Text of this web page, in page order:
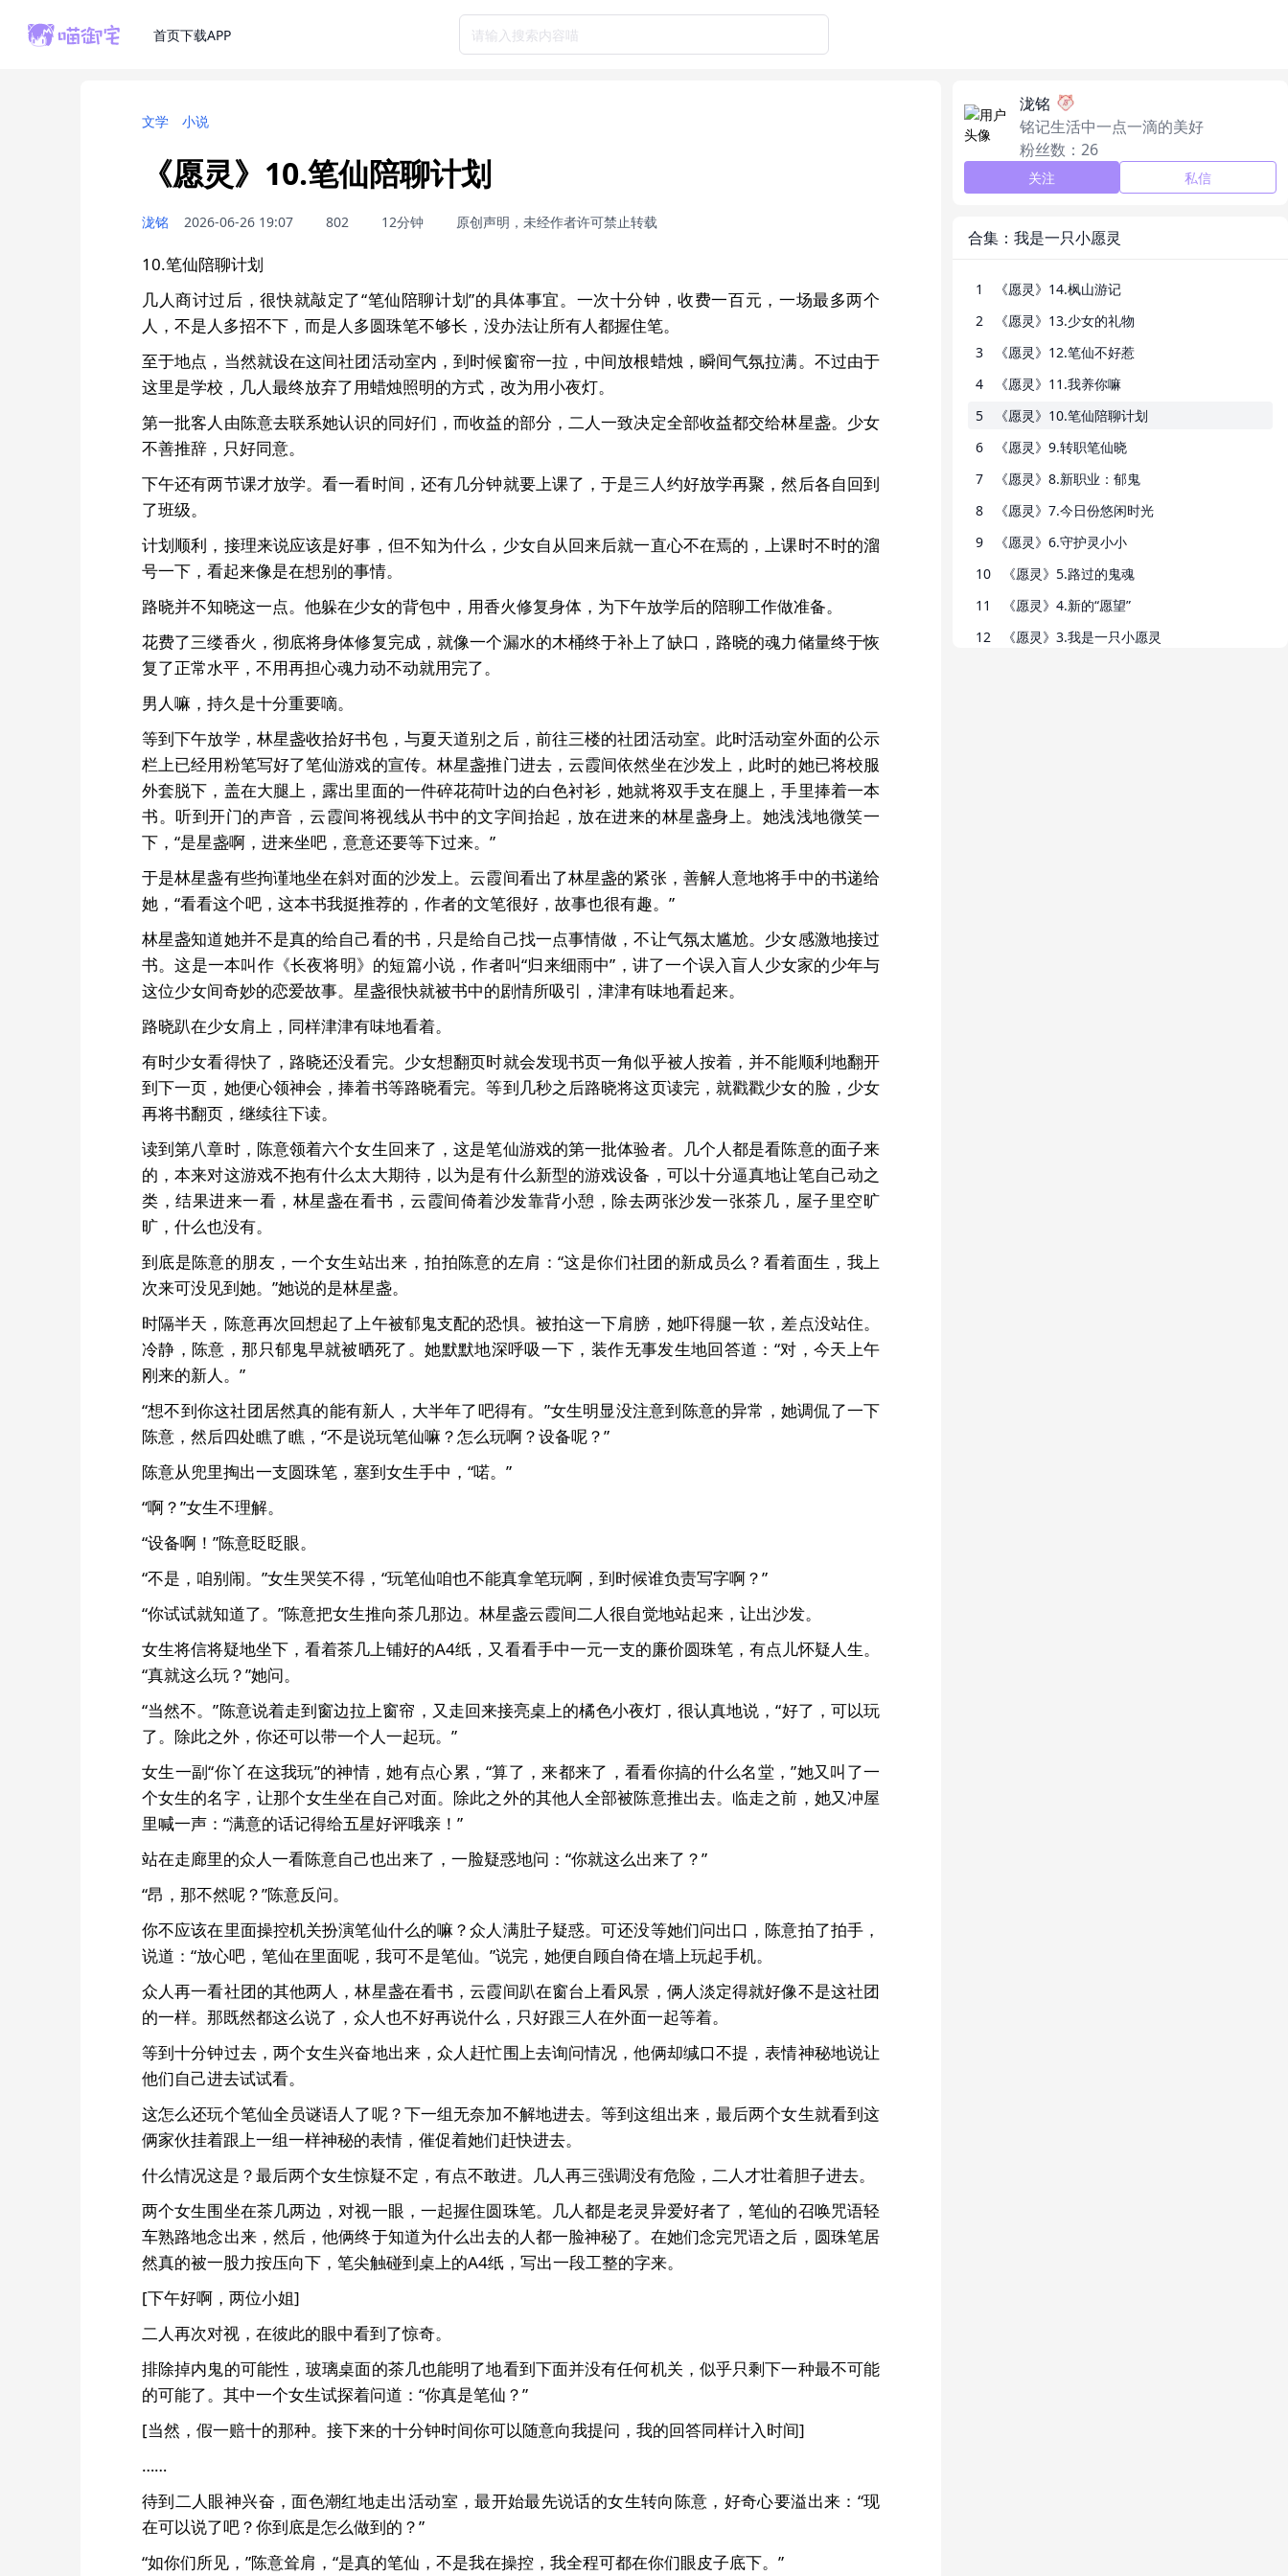
首页下载APP 请输入搜索内容喵
文学 小说
《愿灵》10.笔仙陪聊计划
泷铭 2026-06-26 19:07 802 12分钟 原创声明，未经作者许可禁止转载
10.笔仙陪聊计划
几人商讨过后，很快就敲定了“笔仙陪聊计划”的具体事宜。一次十分钟，收费一百元，一场最多两个
人，不是人多招不下，而是人多圆珠笔不够长，没办法让所有人都握住笔。
至于地点，当然就设在这间社团活动室内，到时候窗帘一拉，中间放根蜡烛，瞬间气氛拉满。不过由于
这里是学校，几人最终放弃了用蜡烛照明的方式，改为用小夜灯。
第一批客人由陈意去联系她认识的同好们，而收益的部分，二人一致决定全部收益都交给林星盏。少女
不善推辞，只好同意。
下午还有两节课才放学。看一看时间，还有几分钟就要上课了，于是三人约好放学再聚，然后各自回到
了班级。
计划顺利，接理来说应该是好事，但不知为什么，少女自从回来后就一直心不在焉的，上课时不时的溜
号一下，看起来像是在想别的事情。
路晓并不知晓这一点。他躲在少女的背包中，用香火修复身体，为下午放学后的陪聊工作做准备。
花费了三缕香火，彻底将身体修复完成，就像一个漏水的木桶终于补上了缺口，路晓的魂力储量终于恢
复了正常水平，不用再担心魂力动不动就用完了。
男人嘛，持久是十分重要嘀。
等到下午放学，林星盏收拾好书包，与夏天道别之后，前往三楼的社团活动室。此时活动室外面的公示
栏上已经用粉笔写好了笔仙游戏的宣传。林星盏推门进去，云霞间依然坐在沙发上，此时的她已将校服
外套脱下，盖在大腿上，露出里面的一件碎花荷叶边的白色衬衫，她就将双手支在腿上，手里捧着一本
书。听到开门的声音，云霞间将视线从书中的文字间抬起，放在进来的林星盏身上。她浅浅地微笑一
下，“是星盏啊，进来坐吧，意意还要等下过来。”
于是林星盏有些拘谨地坐在斜对面的沙发上。云霞间看出了林星盏的紧张，善解人意地将手中的书递给
她，“看看这个吧，这本书我挺推荐的，作者的文笔很好，故事也很有趣。”
林星盏知道她并不是真的给自己看的书，只是给自己找一点事情做，不让气氛太尴尬。少女感激地接过
书。这是一本叫作《长夜将明》的短篇小说，作者叫“归来细雨中”，讲了一个误入盲人少女家的少年与
这位少女间奇妙的恋爱故事。星盏很快就被书中的剧情所吸引，津津有味地看起来。
路晓趴在少女肩上，同样津津有味地看着。
有时少女看得快了，路晓还没看完。少女想翻页时就会发现书页一角似乎被人按着，并不能顺利地翻开
到下一页，她便心领神会，捧着书等路晓看完。等到几秒之后路晓将这页读完，就戳戳少女的脸，少女
再将书翻页，继续往下读。
读到第八章时，陈意领着六个女生回来了，这是笔仙游戏的第一批体验者。几个人都是看陈意的面子来
的，本来对这游戏不抱有什么太大期待，以为是有什么新型的游戏设备，可以十分逼真地让笔自己动之
类，结果进来一看，林星盏在看书，云霞间倚着沙发靠背小憩，除去两张沙发一张茶几，屋子里空旷
旷，什么也没有。
到底是陈意的朋友，一个女生站出来，拍拍陈意的左肩：“这是你们社团的新成员么？看着面生，我上
次来可没见到她。”她说的是林星盏。
时隔半天，陈意再次回想起了上午被郁鬼支配的恐惧。被拍这一下肩膀，她吓得腿一软，差点没站住。
冷静，陈意，那只郁鬼早就被晒死了。她默默地深呼吸一下，装作无事发生地回答道：“对，今天上午
刚来的新人。”
“想不到你这社团居然真的能有新人，大半年了吧得有。”女生明显没注意到陈意的异常，她调侃了一下
陈意，然后四处瞧了瞧，“不是说玩笔仙嘛？怎么玩啊？设备呢？”
陈意从兜里掏出一支圆珠笔，塞到女生手中，“喏。”
“啊？”女生不理解。
“设备啊！”陈意眨眨眼。
“不是，咱别闹。”女生哭笑不得，“玩笔仙咱也不能真拿笔玩啊，到时候谁负责写字啊？”
“你试试就知道了。”陈意把女生推向茶几那边。林星盏云霞间二人很自觉地站起来，让出沙发。
女生将信将疑地坐下，看着茶几上铺好的A4纸，又看看手中一元一支的廉价圆珠笔，有点儿怀疑人生。
“真就这么玩？”她问。
“当然不。”陈意说着走到窗边拉上窗帘，又走回来接亮桌上的橘色小夜灯，很认真地说，“好了，可以玩
了。除此之外，你还可以带一个人一起玩。”
女生一副“你丫在这我玩”的神情，她有点心累，“算了，来都来了，看看你搞的什么名堂，”她又叫了一
个女生的名字，让那个女生坐在自己对面。除此之外的其他人全部被陈意推出去。临走之前，她又冲屋
里喊一声：“满意的话记得给五星好评哦亲！”
站在走廊里的众人一看陈意自己也出来了，一脸疑惑地问：“你就这么出来了？”
“昂，那不然呢？”陈意反问。
你不应该在里面操控机关扮演笔仙什么的嘛？众人满肚子疑惑。可还没等她们问出口，陈意拍了拍手，
说道：“放心吧，笔仙在里面呢，我可不是笔仙。”说完，她便自顾自倚在墙上玩起手机。
众人再一看社团的其他两人，林星盏在看书，云霞间趴在窗台上看风景，俩人淡定得就好像不是这社团
的一样。那既然都这么说了，众人也不好再说什么，只好跟三人在外面一起等着。
等到十分钟过去，两个女生兴奋地出来，众人赶忙围上去询问情况，他俩却缄口不提，表情神秘地说让
他们自己进去试试看。
这怎么还玩个笔仙全员谜语人了呢？下一组无奈加不解地进去。等到这组出来，最后两个女生就看到这
俩家伙挂着跟上一组一样神秘的表情，催促着她们赶快进去。
什么情况这是？最后两个女生惊疑不定，有点不敢进。几人再三强调没有危险，二人才壮着胆子进去。
两个女生围坐在茶几两边，对视一眼，一起握住圆珠笔。几人都是老灵异爱好者了，笔仙的召唤咒语轻
车熟路地念出来，然后，他俩终于知道为什么出去的人都一脸神秘了。在她们念完咒语之后，圆珠笔居
然真的被一股力按压向下，笔尖触碰到桌上的A4纸，写出一段工整的字来。
[下午好啊，两位小姐]
二人再次对视，在彼此的眼中看到了惊奇。
排除掉内鬼的可能性，玻璃桌面的茶几也能明了地看到下面并没有任何机关，似乎只剩下一种最不可能
的可能了。其中一个女生试探着问道：“你真是笔仙？”
[当然，假一赔十的那种。接下来的十分钟时间你可以随意向我提问，我的回答同样计入时间]
……
待到二人眼神兴奋，面色潮红地走出活动室，最开始最先说话的女生转向陈意，好奇心要溢出来：“现
在可以说了吧？你到底是怎么做到的？”
“如你们所见，”陈意耸肩，“是真的笔仙，不是我在操控，我全程可都在你们眼皮子底下。”
泷铭
铭记生活中一点一滴的美好
粉丝数：26
关注 私信
合集：我是一只小愿灵
1
《愿灵》14.枫山游记
2
《愿灵》13.少女的礼物
3
《愿灵》12.笔仙不好惹
4
《愿灵》11.我养你嘛
5
《愿灵》10.笔仙陪聊计划
6
《愿灵》9.转职笔仙晓
7
《愿灵》8.新职业：郁鬼
8
《愿灵》7.今日份悠闲时光
9
《愿灵》6.守护灵小小
10
《愿灵》5.路过的鬼魂
11
《愿灵》4.新的“愿望”
12
《愿灵》3.我是一只小愿灵